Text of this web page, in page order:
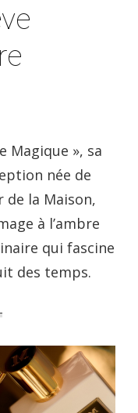
Magique », sa
née de
de la Maison,
à l’ambre
qui fascine
des temps.